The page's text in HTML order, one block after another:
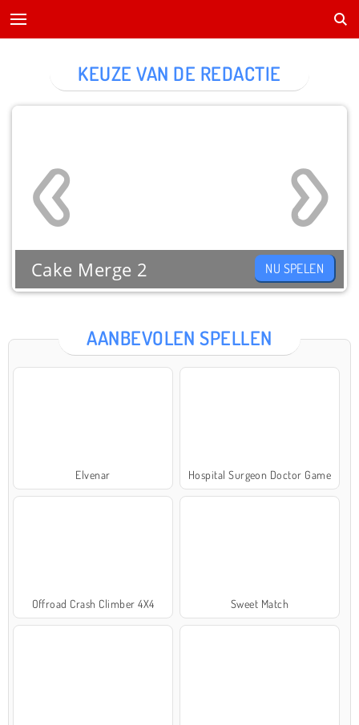
AANBEVOLEN SPELLEN
Elvenar Hospital Surgeon Doctor Game
Offroad Crash Climber 4X4 Sweet Match
KEUZE VAN DE REDACTIE
Cake Merge 2 NU SPELEN